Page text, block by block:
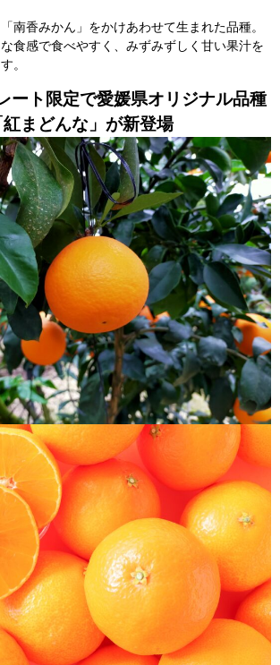
南香みかん」をかけあわせて生まれた品種。
食感で食べやすく、みずみずしく甘い果汁を
。
ート限定で愛媛県オリジナル品種
紅まどんな」が新登場